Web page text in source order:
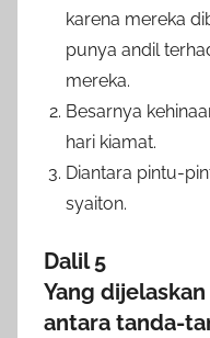
karena mereka
punya andil
mereka.
Besarnya
hari kiamat.
Diantara pintu-
syaiton.
Dalil 5
Yang
antara tanda-